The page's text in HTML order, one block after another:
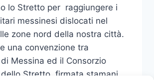
lo Stretto per raggiungere i
messinesi dislocati nel
zone nord della nostra città.
una convenzione tra
di Messina ed il Consorzio
Stretto, firmata stamani